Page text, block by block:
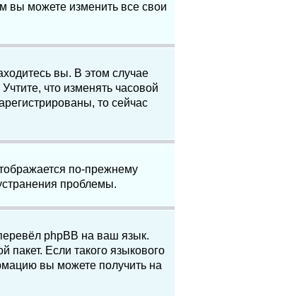
вы можете изменить все свои
вы. В этом случае
что изменять часовой
то сейчас
по-прежнему
проблемы.
phpBB на ваш язык.
Если такого языкового
вы можете получить на